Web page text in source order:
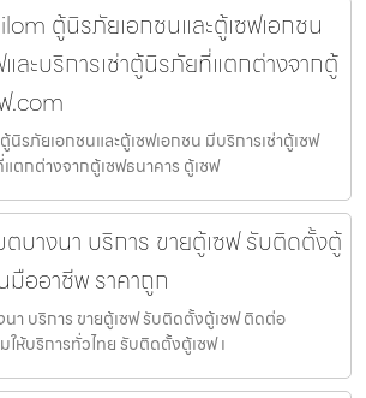
ตู้นิรภัยเอกชนและตู้เซฟเอกชน
และบริการเช่าตู้นิรภัยที่แตกต่างจากตู้
.com
รภัยเอกชนและตู้เซฟเอกชน มีบริการเช่าตู้เซฟ
ตกต่างจากตู้เซฟธนาคาร ตู้เซฟ
บางนา บริการ ขายตู้เซฟ รับติดตั้งตู้
มืออาชีพ ราคาถูก
า บริการ ขายตู้เซฟ รับติดตั้งตู้เซฟ ติดต่อ
ห้บริการทั่วไทย รับติดตั้งตู้เซฟ เ